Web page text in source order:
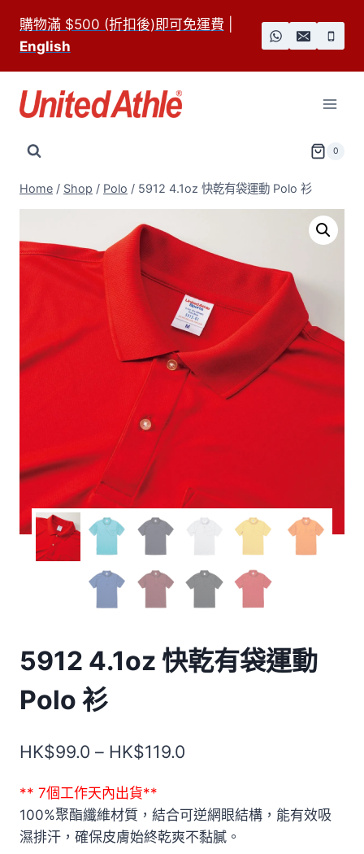
content
購物滿 $500 (折扣後)即可免運費
English
0
Home / Shop / Polo / 5912 4.1oz 快乾有袋運動 Polo 衫
5912 4.1oz 快乾有袋運動
Polo 衫
HK$99.0 – HK$119.0
範
圍：
** 7個工作天內出貨**
100%聚酯纖維材質，結合可逆網眼結構，能有效吸
濕排汗，確保皮膚始終乾爽不黏膩。